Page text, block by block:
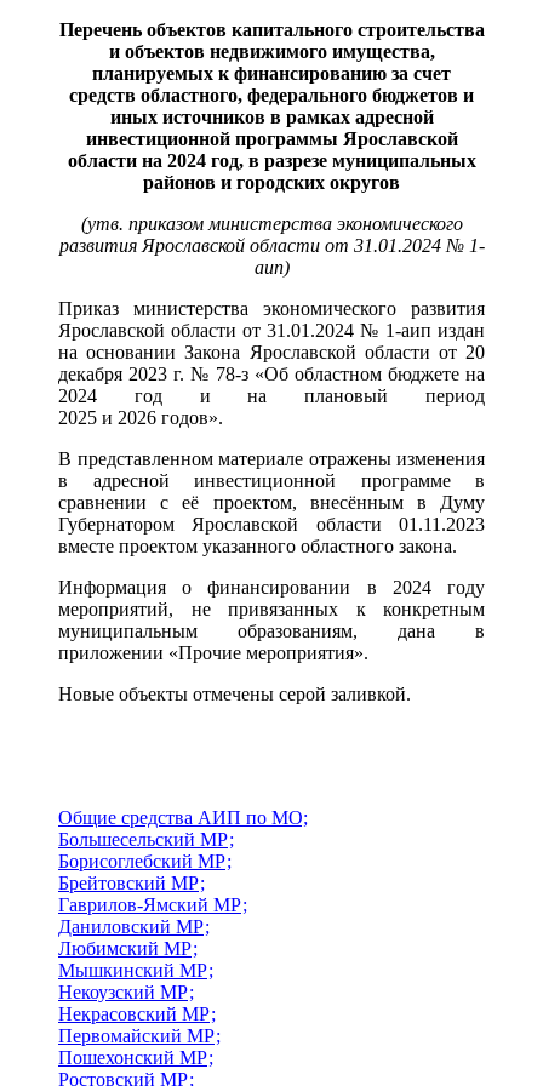
Перечень объектов капитального строительства
и объектов недвижимого имущества,
планируемых к финансированию за счет
средств областного, федерального бюджетов и
иных источников в рамках адресной
инвестиционной программы Ярославской
области на 2024 год, в разрезе муниципальных
районов и городских округов
(утв. приказом министерства экономического
развития Ярославской области от 31.01.2024 № 1-
аип)
Приказ министерства экономического развития
Ярославской области от 31.01.2024 № 1-аип издан
на основании Закона Ярославской области от 20
декабря 2023 г. № 78-з «Об областном бюджете на
2024 год и на плановый период
2025 и 2026 годов».
В представленном материале отражены изменения
в адресной инвестиционной программе в
сравнении с её проектом, внесённым в Думу
Губернатором Ярославской области 01.11.2023
вместе проектом указанного областного закона.
Информация о финансировании в 2024 году
мероприятий, не привязанных к конкретным
муниципальным образованиям, дана в
приложении «Прочие мероприятия».
Новые объекты отмечены серой заливкой.
Общие средства АИП по МО;
Большесельский МР;
Борисоглебский МР;
Брейтовский МР;
Гаврилов-Ямский МР;
Даниловский МР;
Любимский МР;
Мышкинский МР;
Некоузский МР;
Некрасовский МР;
Первомайский МР;
Пошехонский МР;
Ростовский МР;